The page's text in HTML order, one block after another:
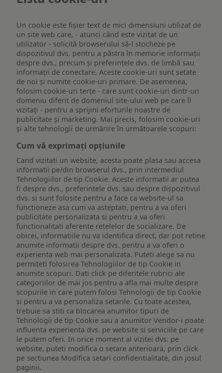
Un cookie este fişier text de mici dimensiuni utilizat de
un site web care, - atunci când este vizitat de un
utilizator - solicită browserului să-l stocheze pe
dispozitivul dvs. pentru a păstra în memorie informații
despre dvs., precum și preferințele dvs. de limbă sau
informații de conectare. Aceste cookie-uri sunt setate
de noi și numite cookie-uri primare. De asemenea,
folosim cookie-uri terțe - care sunt cookie-uri dintr-un
domeniu diferit de domeniul site-ului web pe care îl
vizitați - pentru a sprijini eforturile noastre de
publicitate și marketing. Mai precis, folosim cookie-uri
și alte tehnologii de urmărire în următoarele scopuri:
Cum vă exprimați opțiunile
Cand vizitati un website, acesta poate plasa sau accesa
informatii pe/din browserul dvs., prin intermediul
Tehnologiilor de tip Cookie. Aceste informatii ar putea
fi despre dvs., preferintele dvs. sau despre dispozitivul
dvs. si sunt folosite pentru a face ca website-ul sa
functioneze asa cum va asteptati, pentru a va oferi
publicitate personalizata si pentru a va oferi
functionalitati aferente retelelor de socializare. De
obicei, informatiile nu va identifica direct, dar pot retine
anumite informatii despre dvs. pentru a va oferi o
experienta web mai personalizata. Puteti alege sa nu
permiteti folosirea Tehnologiilor de tip Cookie in
anumite scopuri. Dati click pe diferitele rubrici ale
categoriilor de mai jos pentru a afla mai multe despre
scopurile in care putem folosi Tehnologii de tip Cookie
si pentru a va personaliza setarile. Cu toate acestea,
trebuie sa stiti ca blocarea anumitor tipuri de
Tehnologii de tip Cookie sau a anumitor Vendor-i poate
influenta experienta dvs. pe website si serviciile pe care
le putem oferi. In orice moment al vizitei dvs. pe
website, puteti modifica o setare anterioara, prin click
pe sectiunea Modifica setari confidentialitate, din josul
paginii.